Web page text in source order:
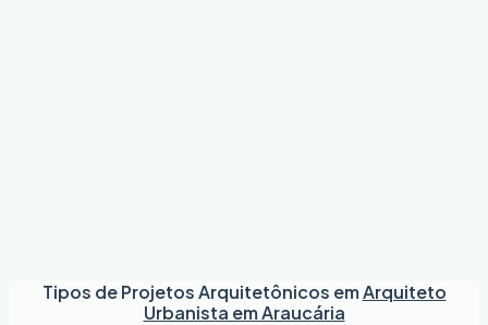
Tipos de Projetos Arquitetônicos emArquiteto
Urbanista em Araucária